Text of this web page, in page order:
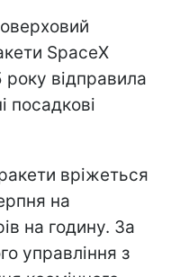
SpaceX
року відправила
посадкові
вріжеться
на
на годину. За
управління з